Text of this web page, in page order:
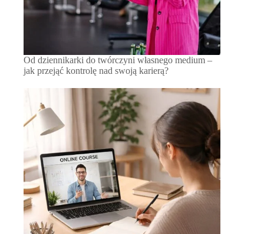
Od dziennikarki do twórczyni własnego medium –
jak przejąć kontrolę nad swoją karierą?